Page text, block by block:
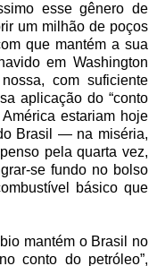
esse gênero de
um milhão de poços
que mantém a sua
em Washington
com suficiente
aplicação do “conto
estariam hoje
Brasil — na miséria,
pela quarta vez,
se fundo no bolso
básico que
mantém o Brasil no
conto do petróleo”,